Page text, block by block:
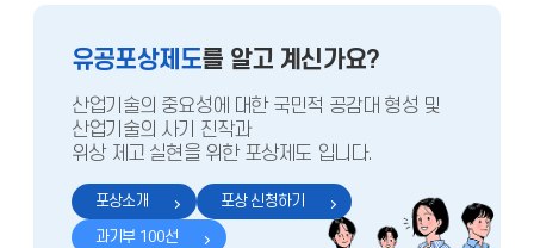
유공포상제도를 알고 계신가요?
산업기술의 중요성에 대한 국민적 공감대 형성 및
산업기술의 사기 진작과
위상 제고 실현을 위한 포상제도 입니다.
포상소개
포상 신청하기
과기부 100선